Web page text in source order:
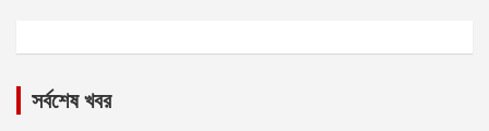
সর্বশেষ খবর